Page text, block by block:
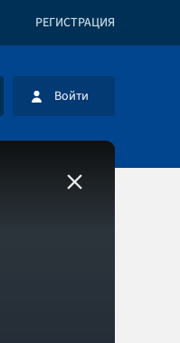
РЕГИСТРАЦИЯ
Войти